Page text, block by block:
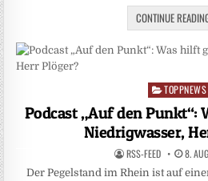
CONTINUE
Posted
in
TOPPNEWS
Podcast „Auf den Punkt“:
Niedrigwasser,
RSS-FEED 8.
Der Pegelstand im Rhein ist auf